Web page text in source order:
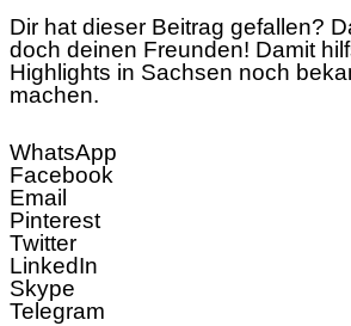
Dir hat dieser Beitrag gefallen?
doch deinen Freunden! Damit
Highlights in Sachsen noch
machen.
WhatsApp
Facebook
Email
Pinterest
Twitter
LinkedIn
Skype
Telegram